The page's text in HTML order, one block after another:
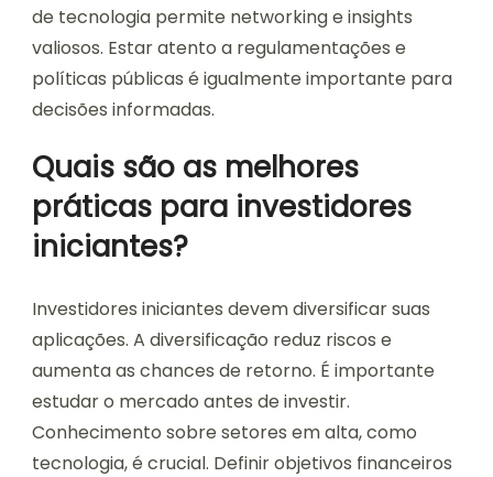
de tecnologia permite networking e insights
valiosos. Estar atento a regulamentações e
políticas públicas é igualmente importante para
decisões informadas.
Quais são as melhores
práticas para investidores
iniciantes?
Investidores iniciantes devem diversificar suas
aplicações. A diversificação reduz riscos e
aumenta as chances de retorno. É importante
estudar o mercado antes de investir.
Conhecimento sobre setores em alta, como
tecnologia, é crucial. Definir objetivos financeiros